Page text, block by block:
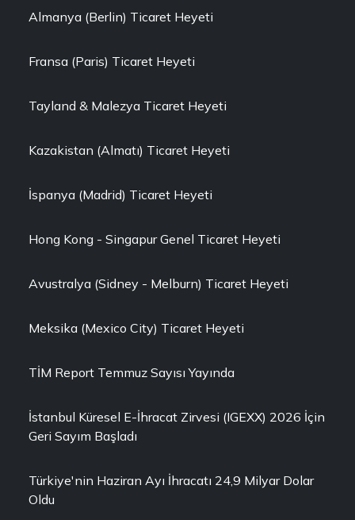
Almanya (Berlin) Ticaret Heyeti
Fransa (Paris) Ticaret Heyeti
Tayland & Malezya Ticaret Heyeti
Kazakistan (Almatı) Ticaret Heyeti
İspanya (Madrid) Ticaret Heyeti
Hong Kong - Singapur Genel Ticaret Heyeti
Avustralya (Sidney - Melburn) Ticaret Heyeti
Meksika (Mexico City) Ticaret Heyeti
TİM Report Temmuz Sayısı Yayında
İstanbul Küresel E-İhracat Zirvesi (IGEXX) 2026 İçin
Geri Sayım Başladı
Türkiye'nin Haziran Ayı İhracatı 24,9 Milyar Dolar
Oldu